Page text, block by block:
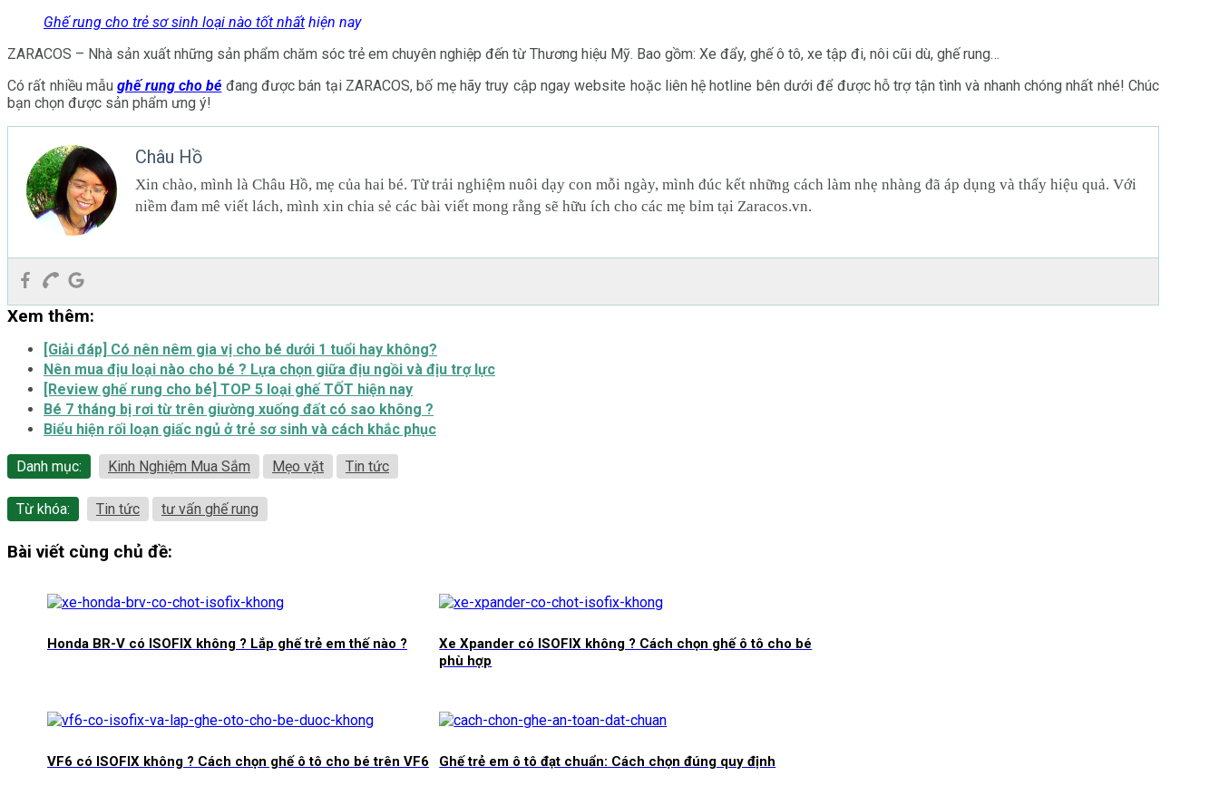
Ghế rung cho trẻ sơ sinh loại nào tốt nhất hiện nay
ZARACOS – Nhà sản xuất những sản phẩm chăm sóc trẻ em chuyên nghiệp đến từ Thương hiệu Mỹ. Bao gồm: Xe đẩy, ghế ô tô, xe tập đi, nôi cũi dù, ghế rung…
Có rất nhiều mẫughế rung cho bé đang được bán tại ZARACOS, bố mẹ hãy truy cập ngay website hoặc liên hệ hotline bên dưới để được hỗ trợ tận tình và nhanh chóng nhất nhé! Chúc
bạn chọn được sản phẩm ưng ý!
Châu Hồ
Xin chào, mình là Châu Hồ, mẹ của hai bé. Từ trải nghiệm nuôi dạy con mỗi ngày, mình đúc kết những cách làm nhẹ nhàng đã áp dụng và thấy hiệu quả. Với
niềm đam mê viết lách, mình xin chia sẻ các bài viết mong rằng sẽ hữu ích cho các mẹ bỉm tại Zaracos.vn.
Xem thêm:
[Giải đáp] Có nên nêm gia vị cho bé dưới 1 tuổi hay không?
Nên mua địu loại nào cho bé ? Lựa chọn giữa địu ngồi và địu trợ lực
[Review ghế rung cho bé] TOP 5 loại ghế TỐT hiện nay
Bé 7 tháng bị rơi từ trên giường xuống đất có sao không ?
Biểu hiện rối loạn giấc ngủ ở trẻ sơ sinh và cách khắc phục
Danh mục: Kinh Nghiệm Mua Sắm Mẹo vặt Tin tức
Từ khóa: Tin tức tư vấn ghế rung
Bài viết cùng chủ đề:
Honda BR-V có ISOFIX không ? Lắp ghế trẻ em thế nào ?
Xe Xpander có ISOFIX không ? Cách chọn ghế ô tô cho bé
phù hợp
VF6 có ISOFIX không ? Cách chọn ghế ô tô cho bé trên VF6 Ghế trẻ em ô tô đạt chuẩn: Cách chọn đúng quy định